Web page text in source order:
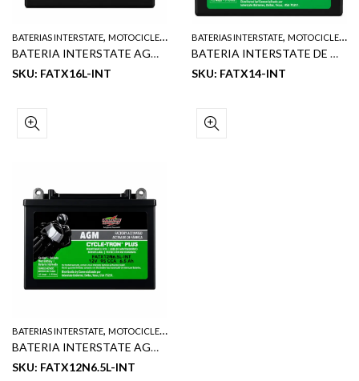
BATERIAS INTERSTATE, MOTOCICLETA
BATERIA INTERSTATE AGM DE MOTOCICLETA 12V 220 CCA 19 AH
SKU: FATX16L-INT
BATERIAS INTERSTATE, MOTOCICLETA
BATERIA INTERSTATE DE MOTOCICLETA NET 12 V 12 AH 200 CCA
SKU: FATX14-INT
BATERIAS INTERSTATE, MOTOCICLETA
BATERIA INTERSTATE AGM DE MOTOCICLETA NET 12V 6.5 AH 95 CCA
SKU: FATX12N6.5L-INT